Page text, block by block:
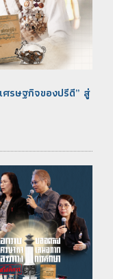
ศรษฐกิจของปรีดี” สู่